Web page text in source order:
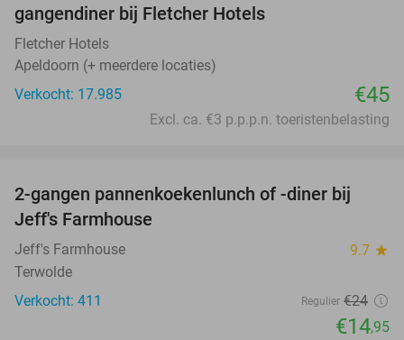
gangendiner bij Fletcher Hotels
Fletcher Hotels
Apeldoorn (+ meerdere locaties)
Verkocht: 17.985
€45
Excl. ca. €3 p.p.p.n. toeristenbelasting
38%
2-gangen pannenkoekenlunch of -diner bij
Jeff's Farmhouse
Jeff's Farmhouse 9.7 star
Terwolde
Verkocht: 411
Regulier €24
€14,95